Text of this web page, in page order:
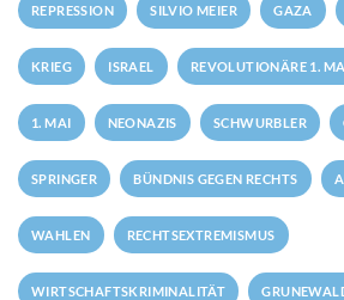
REPRESSION SILVIO MEIER GAZA
KRIEG ISRAEL REVOLUTIONÄRE 1.
1. MAI NEONAZIS SCHWURBLER
SPRINGER BÜNDNIS GEGEN RECHTS
WAHLEN RECHTSEXTREMISMUS
WIRTSCHAFTSKRIMINALITÄT